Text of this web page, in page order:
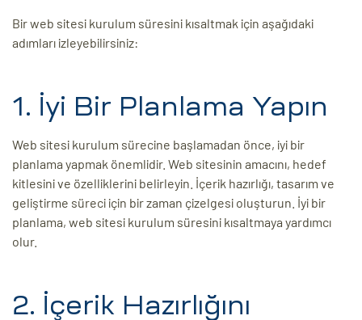
Bir web sitesi kurulum süresini kısaltmak için aşağıdaki
adımları izleyebilirsiniz:
1. İyi Bir Planlama Yapın
Web sitesi kurulum sürecine başlamadan önce, iyi bir
planlama yapmak önemlidir. Web sitesinin amacını, hedef
kitlesini ve özelliklerini belirleyin. İçerik hazırlığı, tasarım ve
geliştirme süreci için bir zaman çizelgesi oluşturun. İyi bir
planlama, web sitesi kurulum süresini kısaltmaya yardımcı
olur.
2. İçerik Hazırlığını